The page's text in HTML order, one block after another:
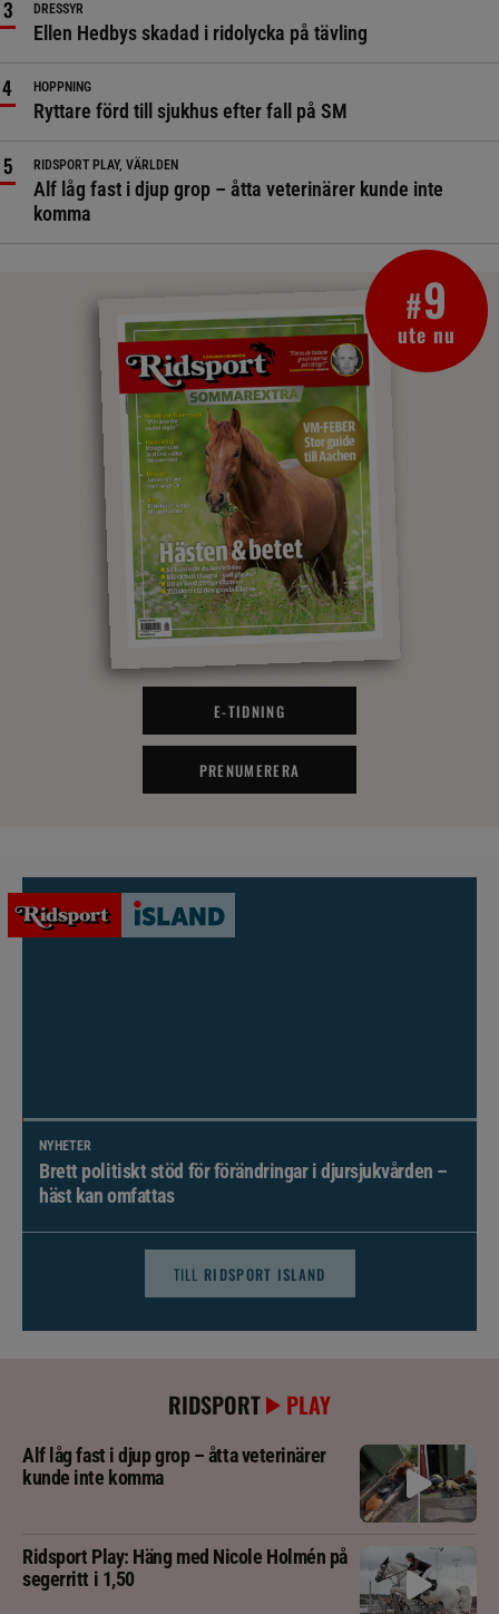
DRESSYR
Ellen Hedbys skadad i ridolycka på tävling
HOPPNING
Ryttare förd till sjukhus efter fall på SM
RIDSPORT PLAY, VÄRLDEN
Alf låg fast i djup grop – åtta veterinärer kunde inte
komma
#9
ute nu
E-TIDNING
PRENUMERERA
NYHETER
Brett politiskt stöd för förändringar i djursjukvården –
häst kan omfattas
TILL RIDSPORT ISLAND
RIDSPORT PLAY
Alf låg fast i djup grop – åtta veterinärer
kunde inte komma
Ridsport Play: Häng med Nicole Holmén på
segerritt i 1,50